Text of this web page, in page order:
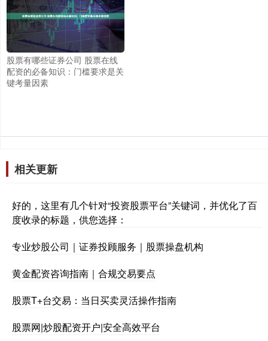
股票有哪些证券公司 股票在线
配资的必备知识：门槛要求是关
键考量因素
相关更新
好的，这里有几个针对“投资股票平台”关键词，并优化了百
度收录的标题，供您选择：
专业炒股公司｜证券投顾服务｜股票操盘机构
黄金配资咨询指南｜合规交易要点
股票T+台交易：当日买卖灵活操作指南
股票网|炒股配资开户|安全高效平台